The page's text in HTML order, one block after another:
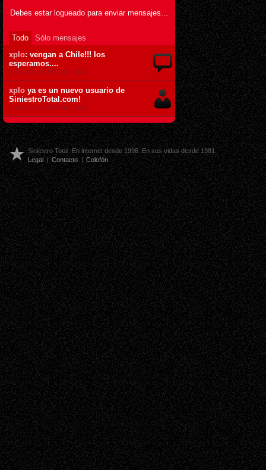
Debes estar logueado para enviar mensajes...
Todo
Sólo mensajes
xplo: vengan a Chile!!! los
esperamos....
6 de Abril de 2017 ás 01:31
xplo ya es un nuevo usuario de
SiniestroTotal.com!
6 de Abril de 2017 ás 01:31
Siniestro Total. En internet desde 1996. En sus vidas desde 1981.
Legal | Contacto | Colofón